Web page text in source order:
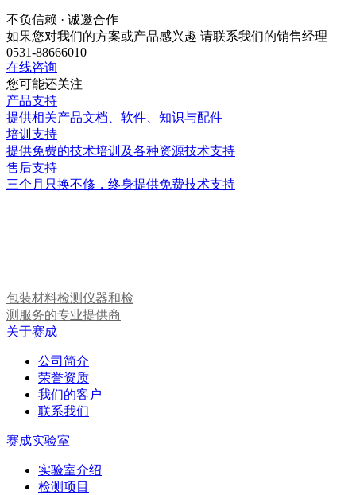
不负信赖 · 诚邀合作
如果您对我们的方案或产品感兴趣 请联系我们的销售经理
0531-88666010
在线咨询
您可能还关注
产品支持
提供相关产品文档、软件、知识与配件
培训支持
提供免费的技术培训及各种资源技术支持
售后支持
三个月只换不修，终身提供免费技术支持
包装材料检测仪器和检
测服务的专业提供商
关于赛成
公司简介
荣誉资质
我们的客户
联系我们
赛成实验室
实验室介绍
检测项目